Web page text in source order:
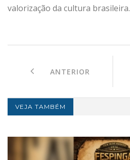
valorização da cultura brasileira.
ANTERIOR
VEJA TAMBÉM